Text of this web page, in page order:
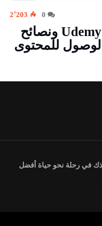
2٬203
تجربة موقع يوديمي Udemy ونصائح
للمحتوى
في رحلة نحو حياة أفضل